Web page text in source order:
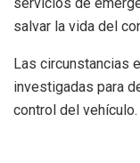
salvar la vida del
Las circunstancias
investigadas para
control del vehículo.